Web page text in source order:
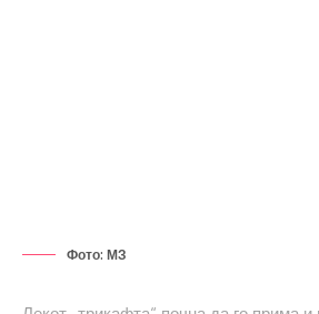
Фото: МЗ